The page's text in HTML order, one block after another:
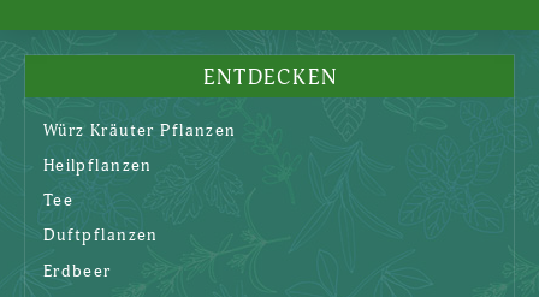
ENTDECKEN
Würz Kräuter Pflanzen
Heilpflanzen
Tee
Duftpflanzen
Erdbeer